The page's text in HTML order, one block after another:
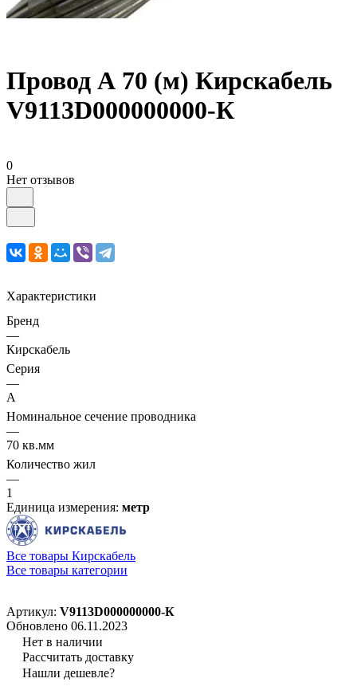
Провод А 70 (м) Кирскабель
V9113D000000000-К
0
Нет отзывов
Характеристики
Бренд
—
Кирскабель
Серия
—
А
Номинальное сечение проводника
—
70 кв.мм
Количество жил
—
1
Единица измерения: метр
Все товары Кирскабель
Все товары категории
Артикул: V9113D000000000-К
Обновлено 06.11.2023
Нет в наличии
Рассчитать доставку
Нашли дешевле?